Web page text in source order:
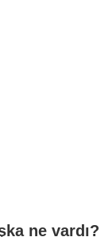
ne vardı?